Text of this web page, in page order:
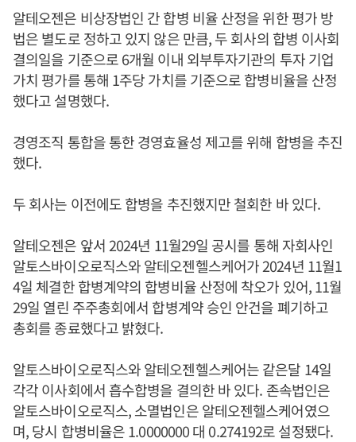
알테오젠은 비상장법인 간 합병 비율 산정을 위한 평가 방
법은 별도로 정하고 있지 않은 만큼, 두 회사의 합병 이사회
결의일을 기준으로 6개월 이내 외부투자기관의 투자 기업
가치 평가를 통해 1주당 가치를 기준으로 합병비율을 산정
했다고 설명했다.
경영조직 통합을 통한 경영효율성 제고를 위해 합병을 추진
했다.
두 회사는 이전에도 합병을 추진했지만 철회한 바 있다.
알테오젠은 앞서 2024년 11월29일 공시를 통해 자회사인
알토스바이오로직스와 알테오젠헬스케어가 2024년 11월1
4일 체결한 합병계약의 합병비율 산정에 착오가 있어, 11월
29일 열린 주주총회에서 합병계약 승인 안건을 폐기하고
총회를 종료했다고 밝혔다.
알토스바이오로직스와 알테오젠헬스케어는 같은달 14일
각각 이사회에서 흡수합병을 결의한 바 있다. 존속법인은
알토스바이오로직스, 소멸법인은 알테오젠헬스케어였으
며, 당시 합병비율은 1.0000000 대 0.274192로 설정됐다.